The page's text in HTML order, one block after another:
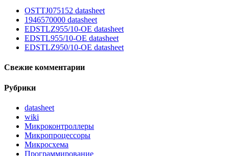
OSTTJ075152 datasheet
1946570000 datasheet
EDSTLZ955/10-OE datasheet
EDSTL955/10-OE datasheet
EDSTLZ950/10-OE datasheet
Свежие комментарии
Рубрики
datasheet
wiki
Микроконтроллеры
Микропроцессоры
Микросхема
Программирование